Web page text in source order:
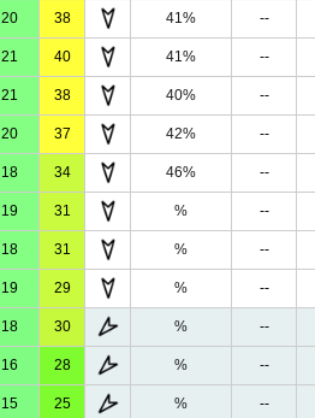
20 38 41% --
21 40 41% --
21 38 40% --
20 37 42% --
18 34 46% --
19 31 % --
18 31 % --
19 29 % --
18 30 % --
16 28 % --
15 25 % --